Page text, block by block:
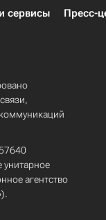
сервисы Пресс-
унитарное
агентство